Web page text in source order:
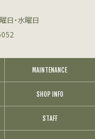
日・水曜日
MAINTENANCE
SHOP INFO
STAFF